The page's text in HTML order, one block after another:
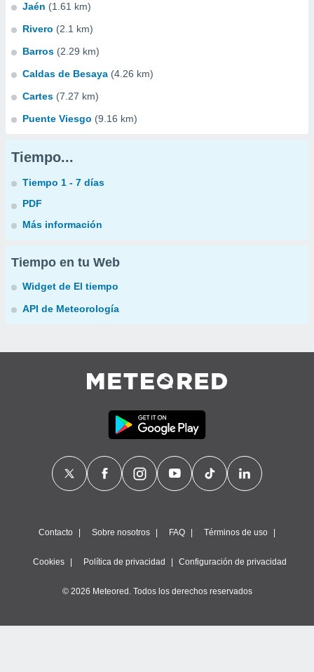
Jaén (1.61 km)
Rivero (2.1 km)
Barros (2.29 km)
Caldas de Besaya (4.26 km)
Cartes (7.27 km)
Puente Viesgo (9.16 km)
Tiempo...
Tiempo 1 - 7 días
PDF
Más información
Tiempo en tu Web
Widget de El tiempo
API de Meteorología
Contacto Sobre nosotros FAQ Términos de uso
Cookies Política de privacidad Configuración de privacidad
© 2026 Meteored. Todos los derechos reservados